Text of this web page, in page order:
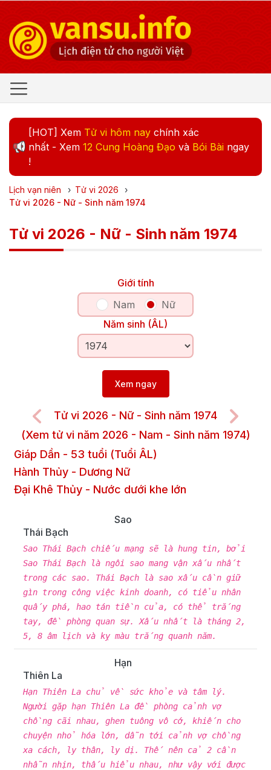
[HOT] Xem Tử vi hôm nay chính xác
nhất - Xem 12 Cung Hoàng Đạo và Bói Bài ngay
!
Lịch vạn niên › Tử vi 2026
›
Tử vi 2026 - Nữ - Sinh năm 1974
Tử vi 2026 - Nữ - Sinh năm 1974
Giới tính
Nam
Nữ
Năm sinh (ÂL)
Xem ngay
Tử vi 2026 - Nữ - Sinh năm 1974
(Xem tử vi năm 2026 - Nam - Sinh năm 1974)
Giáp Dần - 53 tuổi (Tuổi ÂL)
Hành Thủy - Dương Nữ
Đại Khê Thủy - Nước dưới khe lớn
Sao
Thái Bạch
Sao Thái Bạch chiếu mạng sẽ là hung tin, bởi
Sao Thái Bạch là ngôi sao mang vận xấu nhất
trong các sao. Thái Bạch là sao xấu cần giữ
gìn trong công việc kinh doanh, có tiểu nhân
quấy phá, hao tán tiền của, có thể trắng
tay, đề phòng quan sự. Xấu nhất là tháng 2,
5, 8 âm lịch và kỵ màu trắng quanh năm.
Hạn
Thiên La
Hạn Thiên La chủ về sức khỏe và tâm lý.
Người gặp hạn Thiên La đề phòng cảnh vợ
chồng cãi nhau, ghen tuông vô cớ, khiến cho
chuyện nhỏ hóa lớn, dẫn tới cảnh vợ chồng
xa cách, ly thân, ly dị. Thế nên cả 2 cần
nhẫn nhịn, thấu hiểu nhau, như vậy với được